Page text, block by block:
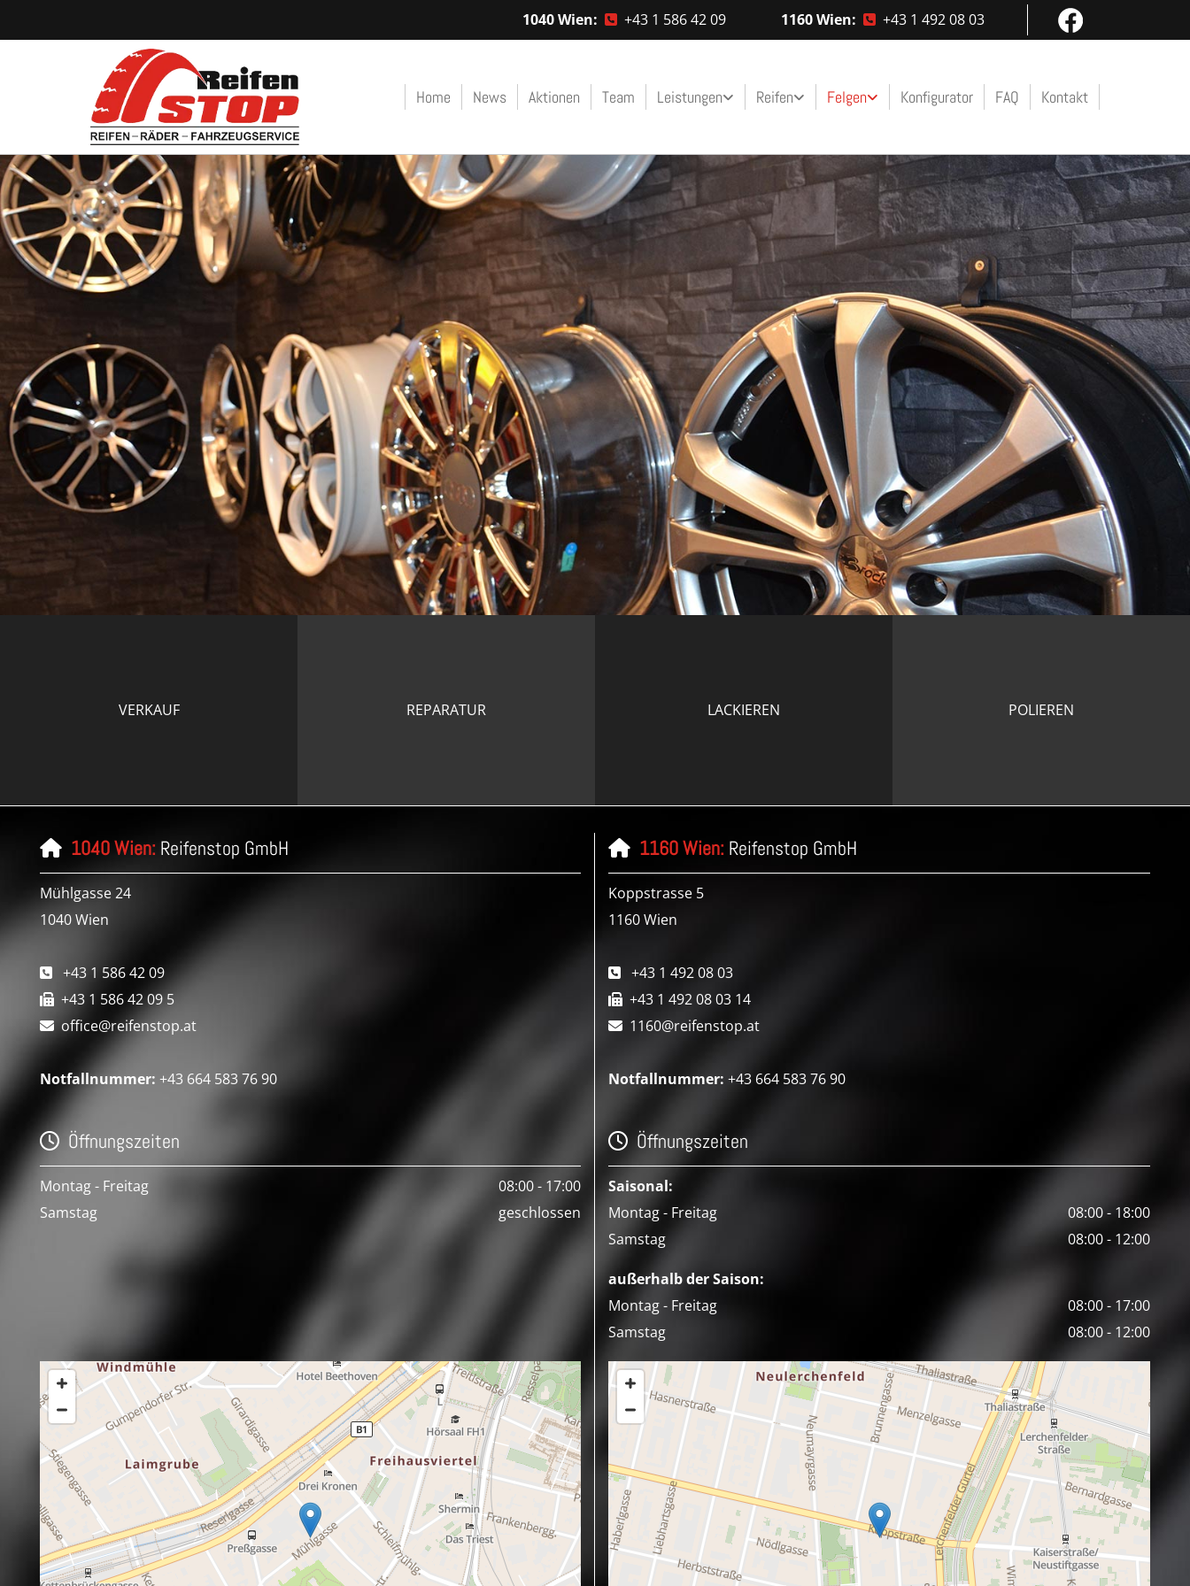
1040 Wien:  +43 1 586 42 09 1160 Wien:  +43 1 492 08 03
Home News Aktionen Team Leistungen Reifen Felgen Konfigurator FAQ Kontakt
VERKAUF REPARATUR LACKIEREN POLIEREN
 1040 Wien: Reifenstop GmbH
Mühlgasse 24
1040 Wien
 +43 1 586 42 09
 +43 1 586 42 09 5
 office@reifenstop.at
Notfallnummer: +43 664 583 76 90
 Öffnungszeiten
Montag - Freitag
08:00 - 17:00
Samstag
geschlossen
 1160 Wien: Reifenstop GmbH
Koppstrasse 5
1160 Wien
 +43 1 492 08 03
 +43 1 492 08 03 14
 1160@reifenstop.at
Notfallnummer: +43 664 583 76 90
 Öffnungszeiten
Saisonal:
Montag - Freitag
08:00 - 18:00
Samstag
08:00 - 12:00
außerhalb der Saison:
Montag - Freitag
08:00 - 17:00
Samstag
08:00 - 12:00